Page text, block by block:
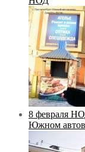
8 февраля
Южном